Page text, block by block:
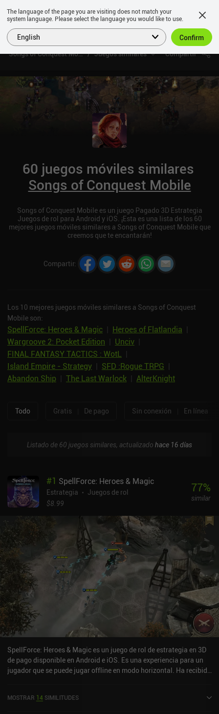
Songs of Conquest Mobile Juegos similares Compartir
60 juegos móviles similares
Songs of Conquest Mobile
Songs of Conquest Mobile es un juego Pagado 3D Estrategia
Juegos de rol para Android y iOS. ¡Esta es una lista de los 60
mejores juegos móviles similares a Songs of Conquest Mobile que
creemos que te encantarán!
Compartir:
Los 10 mejores juegos móviles similares a Songs of Conquest
Mobile son:
SpellForce: Heroes & Magic Heroes of Flatlandia
Wargroove 2: Pocket Edition
Unciv
FINAL FANTASY TACTICS : WotL
Island Empire - Strategy
SFD :Rogue TRPG
Abandon Ship
The Last Warlock AlterKnight
Todo Gratis De pago Sin conexión En línea
Listado de 60 juegos similares, actualizado hace 16 días
#1 SpellForce: Heroes & Magic
Estrategia
Juegos de rol
$8.99
77%
similar
SpellForce: Heroes & Magic es un juego de rol de estrategia en 3D
de pago disponible en Android e iOS. Es una experiencia para un
jugador que se puede jugar offline en modo horizontal. Ha recibido
actual de 3,1 sobre 5,0 en Google Play y de 3,9 sobre 5,0 en la App
MOSTRAR 14 SIMILITUDES
The language of the page you are visiting does not match your
system language. Please select the language you would like to use.
English Confirm